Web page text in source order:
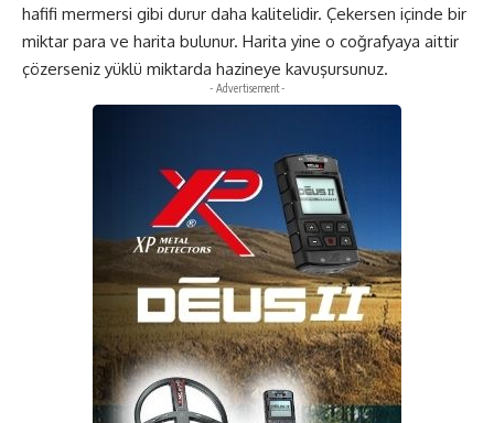
hafifi mermersi gibi durur daha kalitelidir. Çekersen içinde bir
miktar para ve harita bulunur. Harita yine o coğrafyaya aittir
çözerseniz yüklü miktarda hazineye kavuşursunuz.
- Advertisement -